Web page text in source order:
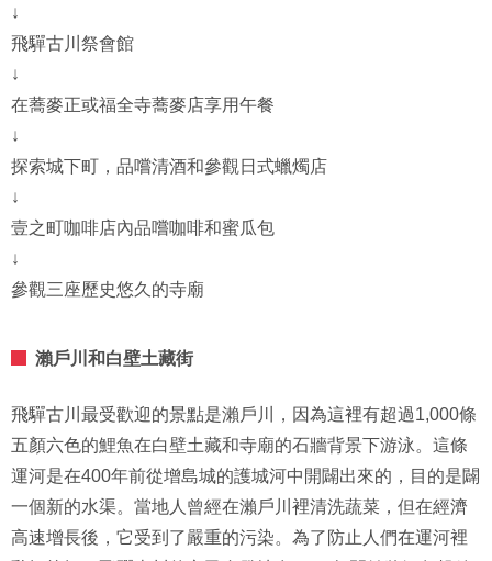
↓
飛驒古川祭會館
↓
在蕎麥正或福全寺蕎麥店享用午餐
↓
探索城下町，品嚐清酒和參觀日式蠟燭店
↓
壹之町咖啡店內品嚐咖啡和蜜瓜包
↓
參觀三座歷史悠久的寺廟
瀨戶川和白壁土藏街
飛驒古川最受歡迎的景點是瀨戶川，因為這裡有超過1,000條
五顏六色的鯉魚在白壁土藏和寺廟的石牆背景下游泳。這條
運河是在400年前從增島城的護城河中開闢出來的，目的是闢
一個新的水渠。當地人曾經在瀨戶川裡清洗蔬菜，但在經濟
高速增長後，它受到了嚴重的污染。為了防止人們在運河裡